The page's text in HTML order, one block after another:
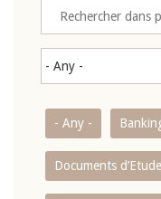
- Any -
Documents